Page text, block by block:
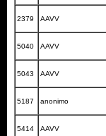
2379 AAVV
5040 AAVV
5043 AAVV
5187 anonimo
5414 AAVV